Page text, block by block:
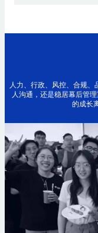
人力、行政、风控、合规、
人沟通，还是稳居幕后管
的成长